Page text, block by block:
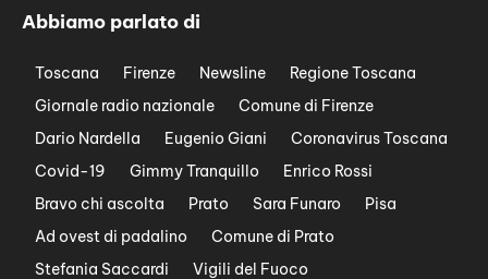
Abbiamo parlato di
Toscana Firenze Newsline
Regione Toscana
Giornale radio nazionale
Comune di Firenze
Dario Nardella
Eugenio Giani
Coronavirus Toscana
Covid-19
Gimmy Tranquillo
Enrico Rossi
Bravo chi ascolta
Prato Sara Funaro
Pisa
Ad ovest di padalino
Comune di Prato
Stefania Saccardi
Vigili del Fuoco